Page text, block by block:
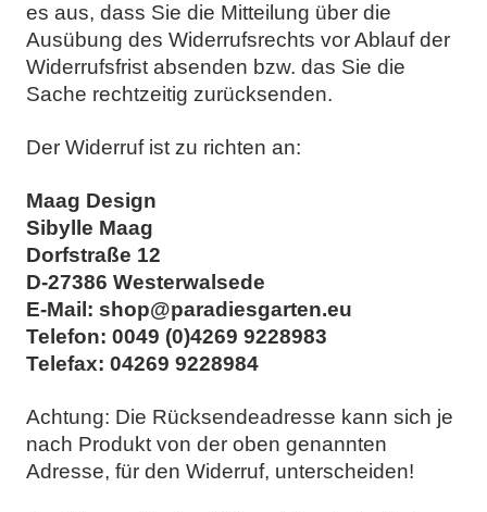
es aus, dass Sie die Mitteilung über die
Ausübung des Widerrufsrechts vor Ablauf der
Widerrufsfrist absenden bzw. das Sie die
Sache rechtzeitig zurücksenden.
Der Widerruf ist zu richten an:
Maag Design
Sibylle Maag
Dorfstraße 12
D-27386 Westerwalsede
E-Mail: shop@paradiesgarten.eu
Telefon: 0049 (0)4269 9228983
Telefax: 04269 9228984
Achtung: Die Rücksendeadresse kann sich je
nach Produkt von der oben genannten
Adresse, für den Widerruf, unterscheiden!